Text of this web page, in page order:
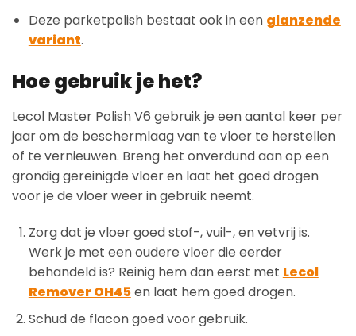
Deze parketpolish bestaat ook in een glanzende
variant.
Hoe gebruik je het?
Lecol Master Polish V6 gebruik je een aantal keer per
jaar om de beschermlaag van te vloer te herstellen
of te vernieuwen. Breng het onverdund aan op een
grondig gereinigde vloer en laat het goed drogen
voor je de vloer weer in gebruik neemt.
Zorg dat je vloer goed stof-, vuil-, en vetvrij is.
Werk je met een oudere vloer die eerder
behandeld is? Reinig hem dan eerst met Lecol
Remover OH45en laat hem goed drogen.
Schud de flacon goed voor gebruik.